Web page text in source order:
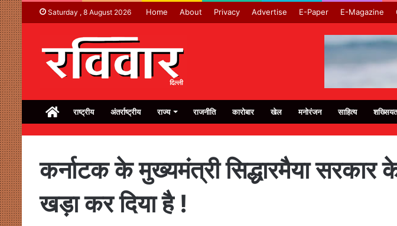
Saturday , 8 August 2026 Home About Privacy Advertise E-Paper E-Magazine
Homeराष्ट्रीय अंतर्राष्ट्रीय राज्य राजनीति कारोबार खेल मनोरंजन साहित्य शख्सियत
कर्नाटक के मुख्यमंत्री सिद्धारमैया
खड़ा कर दिया है !